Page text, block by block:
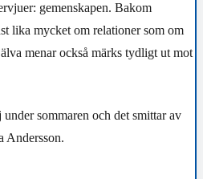
gemenskapen. Bakom
lika mycket om relationer som om
menar också märks tydligt ut mot
sommaren och det smittar av
Andersson.